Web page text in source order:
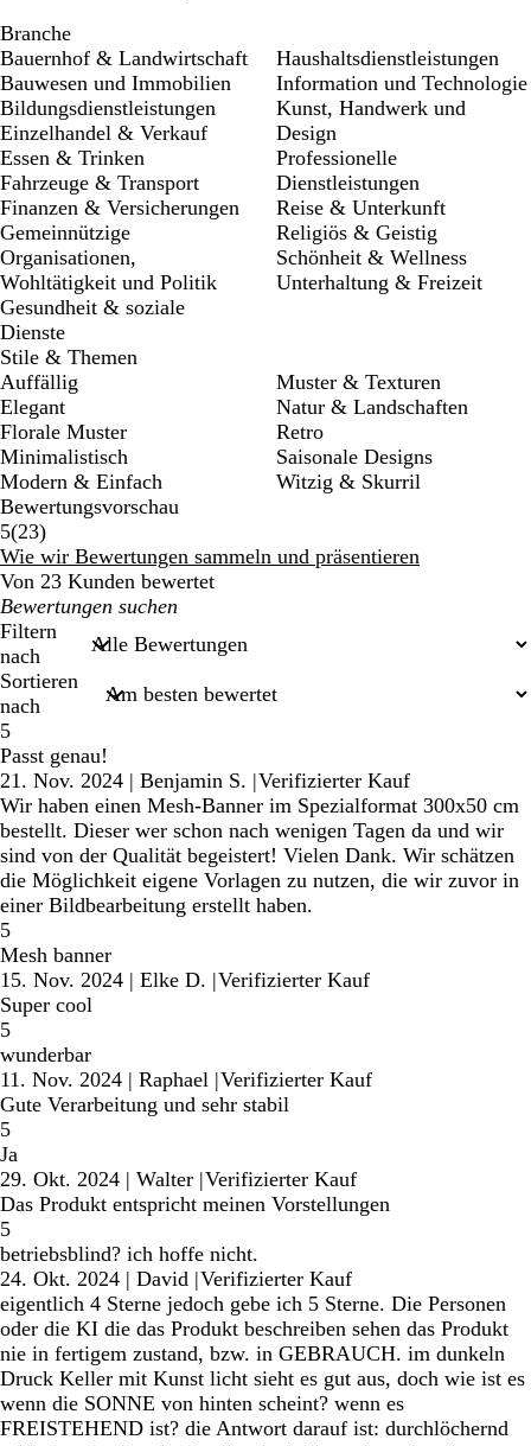
Branche
Bauernhof & Landwirtschaft
Bauwesen und Immobilien
Bildungsdienstleistungen
Einzelhandel & Verkauf
Essen & Trinken
Fahrzeuge & Transport
Finanzen & Versicherungen
Gemeinnützige
Organisationen,
Wohltätigkeit und Politik
Gesundheit & soziale
Dienste
Haushaltsdienstleistungen
Information und Technologie
Kunst, Handwerk und
Design
Professionelle
Dienstleistungen
Reise & Unterkunft
Religiös & Geistig
Schönheit & Wellness
Unterhaltung & Freizeit
Stile & Themen
Auffällig
Elegant
Florale Muster
Minimalistisch
Modern & Einfach
Muster & Texturen
Natur & Landschaften
Retro
Saisonale Designs
Witzig & Skurril
Bewertungsvorschau
5(2323
Bewertungen
)
Wie wir Bewertungen sammeln und präsentieren
Von 23 Kunden bewertet
Meine
Sucheingaben
Filtern
nach
Sortieren
nach
5
Passt genau!
21. Nov. 2024 | Benjamin S. |Verifizierter Kauf
Wir haben einen Mesh-Banner im Spezialformat 300x50 cm
bestellt. Dieser wer schon nach wenigen Tagen da und wir
sind von der Qualität begeistert! Vielen Dank. Wir schätzen
die Möglichkeit eigene Vorlagen zu nutzen, die wir zuvor in
einer Bildbearbeitung erstellt haben.
5
Mesh banner
15. Nov. 2024 | Elke D. |Verifizierter Kauf
Super cool
5
wunderbar
11. Nov. 2024 | Raphael |Verifizierter Kauf
Gute Verarbeitung und sehr stabil
5
Ja
29. Okt. 2024 | Walter |Verifizierter Kauf
Das Produkt entspricht meinen Vorstellungen
5
betriebsblind? ich hoffe nicht.
24. Okt. 2024 | David |Verifizierter Kauf
eigentlich 4 Sterne jedoch gebe ich 5 Sterne. Die Personen
oder die KI die das Produkt beschreiben sehen das Produkt
nie in fertigem zustand, bzw. in GEBRAUCH. im dunkeln
Druck Keller mit Kunst licht sieht es gut aus, doch wie ist es
wenn die SONNE von hinten scheint? wenn es
FREISTEHEND ist? die Antwort darauf ist: durchlöchernd